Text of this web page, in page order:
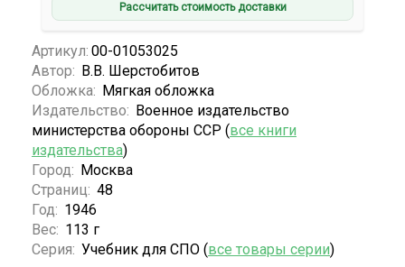
Рассчитать стоимость доставки
Артикул: 00-01053025
Автор: В.В. Шерстобитов
Обложка: Мягкая обложка
Издательство: Военное издательство
министерства обороны ССР (все книги
издательства)
Город: Москва
Страниц: 48
Год: 1946
Вес: 113 г
Серия: Учебник для СПО (все товары серии)